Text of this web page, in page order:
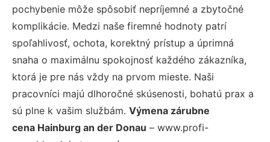
pochybenie môže spôsobiť nepríjemné a zbytočné
komplikácie. Medzi naše firemné hodnoty patrí
spoľahlivosť, ochota, korektný prístup a úprimná
snaha o maximálnu spokojnosť každého zákazníka,
ktorá je pre nás vždy na prvom mieste. Naši
pracovníci majú dlhoročné skúsenosti, bohatú prax a
sú plne k vašim službám. Výmena zárubne
cena Hainburg an der Donau – www.profi-